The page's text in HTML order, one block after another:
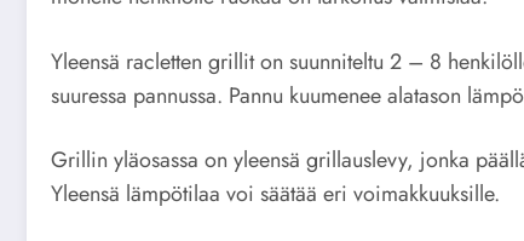
Yleensä racletten grillit on suunniteltu 2 – 8
suuressa pannussa. Pannu kuumenee alatason
Grillin yläosassa on yleensä grillauslevy, jonka
Yleensä lämpötilaa voi säätää eri voimakkuuksille.